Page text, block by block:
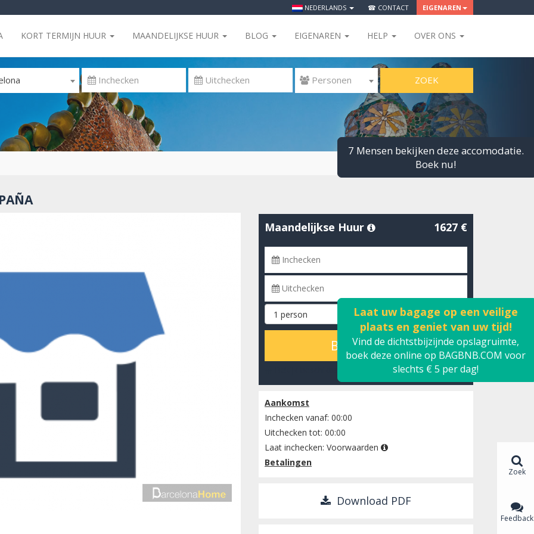
NEDERLANDS ☎ CONTACT EIGENAREN
KORT TERMIJN HUUR MAANDELIJKSE HUUR BLOG EIGENAREN HELP OVER ONS
 Personen ZOEK
Maandelijkse Huur 1627 €
BEREKENEN
Aankomst
Inchecken vanaf: 00:00
Uitchecken tot: 00:00
Laat inchecken: Voorwaarden
Betalingen
Download PDF
7 Mensen bekijken deze accomodatie.
Boek nu!
Laat uw bagage op een veilige
plaats en geniet van uw tijd!
Vind de dichtstbijzijnde opslagruimte,
boek deze online op BAGBNB.COM voor
slechts € 5 per dag!
Zoek
Feedback